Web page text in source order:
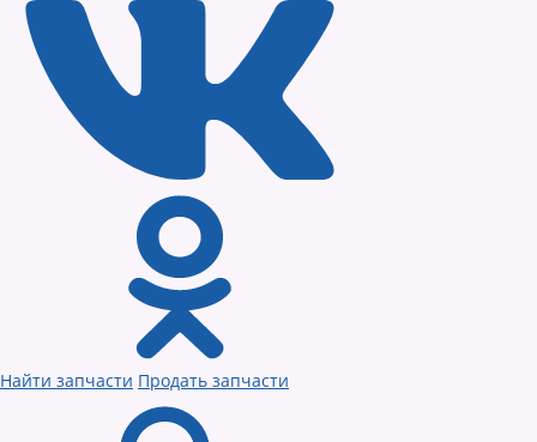
Найти запчасти Продать запчасти